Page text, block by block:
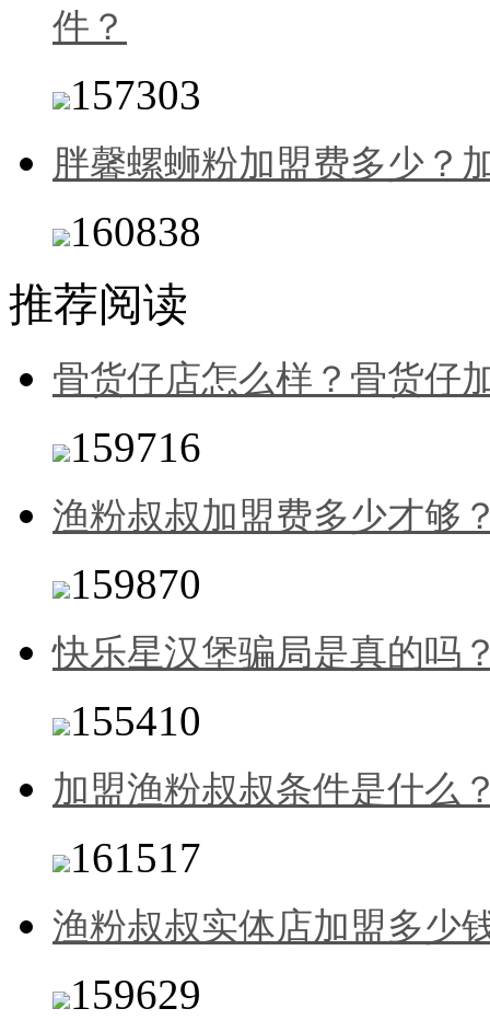
件？
157303
胖馨螺蛳粉加盟费多少？
160838
推荐阅读
骨货仔店怎么样？骨货仔
159716
渔粉叔叔加盟费多少才够
159870
快乐星汉堡骗局是真的吗
155410
加盟渔粉叔叔条件是什么
161517
渔粉叔叔实体店加盟多少
159629